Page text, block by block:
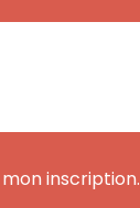
inscription.